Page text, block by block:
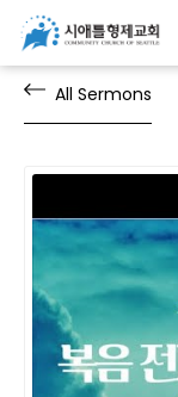
All Sermons